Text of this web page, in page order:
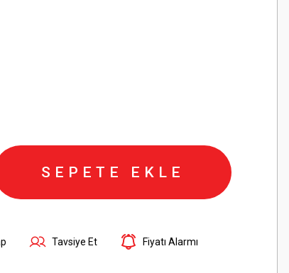
SEPETE EKLE
Tavsiye Et Fiyatı Alarmı